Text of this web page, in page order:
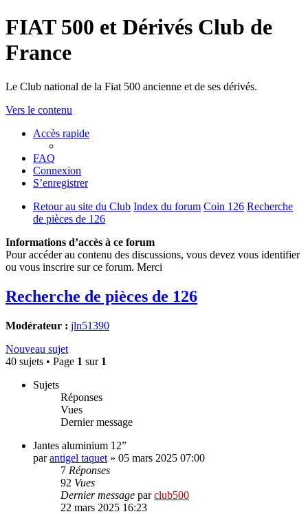
FIAT 500 et Dérivés Club de
France
Le Club national de la Fiat 500 ancienne et de ses dérivés.
Vers le contenu
Accès rapide
FAQ
Connexion
S’enregistrer
Retour au site du Club Index du forum Coin 126 Recherche
de pièces de 126
Informations d’accès à ce forum
Pour accéder au contenu des discussions, vous devez vous identifier
ou vous inscrire sur ce forum. Merci
Recherche de pièces de 126
Modérateur : jln51390
Nouveau sujet
40 sujets • Page 1 sur 1
Sujets
Réponses
Vues
Dernier message
Jantes aluminium 12”
parantigel taquet » 05 mars 2025 07:00
7 Réponses
92 Vues
Dernier message parclub500
22 mars 2025 16:23